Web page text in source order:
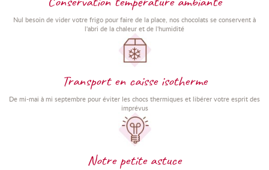
Nul besoin de vider votre frigo pour faire de la place, nos chocolats se conservent à
l'abri de la chaleur et de l'humidité
Transport en caisse isotherme
De mi-mai à mi septembre pour éviter les chocs thermiques et libérer votre esprit des
imprévus
Notre petite astuce